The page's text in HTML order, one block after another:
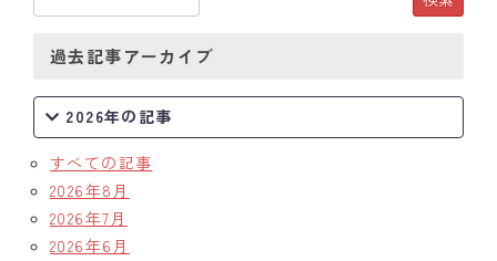
過去記事アーカイブ
2026年の記事
すべての記事
2026年8月
2026年7月
2026年6月